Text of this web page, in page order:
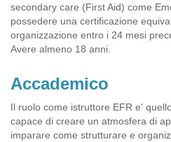
secondary care (First Aid) come
possedere una certificazione
organizzazione entro i 24 mesi
Avere almeno 18 anni.
Accademico
Il ruolo come istruttore EFR e'
capace di creare un atmosfera di
imparare come strutturare e